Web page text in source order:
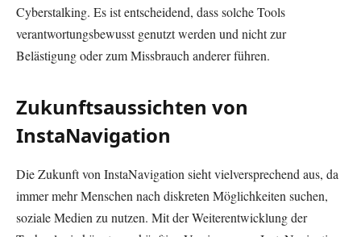
Cyberstalking. Es ist entscheidend, dass solche Tools
verantwortungsbewusst genutzt werden und nicht zur
Belästigung oder zum Missbrauch anderer führen.
Zukunftsaussichten von
InstaNavigation
Die Zukunft von InstaNavigation sieht vielversprechend aus, da
immer mehr Menschen nach diskreten Möglichkeiten suchen,
soziale Medien zu nutzen. Mit der Weiterentwicklung der